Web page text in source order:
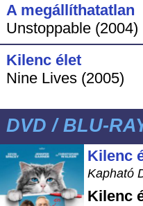
A megállíthatatlan
Unstoppable (2004)
Kilenc élet
Nine Lives (2005)
DVD / BLU-
Kilenc
Kapható
Kilenc